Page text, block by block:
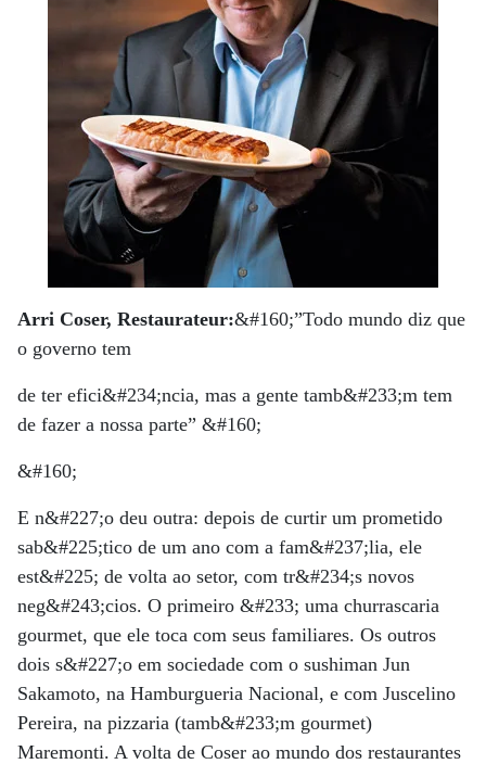
Arri Coser, Restaurateur:&#160;”Todo mundo diz que
o governo tem
de ter efici&#234;ncia, mas a gente tamb&#233;m tem
de fazer a nossa parte” &#160;
&#160;
E n&#227;o deu outra: depois de curtir um prometido
sab&#225;tico de um ano com a fam&#237;lia, ele
est&#225; de volta ao setor, com tr&#234;s novos
neg&#243;cios. O primeiro &#233; uma churrascaria
gourmet, que ele toca com seus familiares. Os outros
dois s&#227;o em sociedade com o sushiman Jun
Sakamoto, na Hamburgueria Nacional, e com Juscelino
Pereira, na pizzaria (tamb&#233;m gourmet)
Maremonti. A volta de Coser ao mundo dos restaurantes